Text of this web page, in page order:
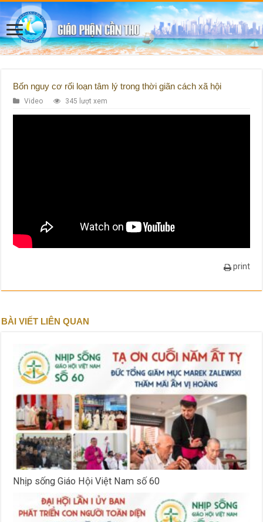
Bốn nguy cơ rối loạn tâm lý trong thời giãn cách xã hội
Video 345 lượt xem
print
BÀI VIẾT LIÊN QUAN
Nhịp sống Giáo Hội Việt Nam số 60